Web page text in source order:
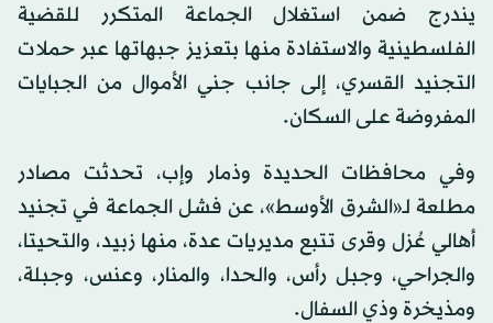
يندرج ضمن استغلال الجماعة المتكرر للقضية
الفلسطينية والاستفادة منها بتعزيز جبهاتها عبر حملات
التجنيد القسري، إلى جانب جني الأموال من الجبايات
المفروضة على السكان.
وفي محافظات الحديدة وذمار وإب، تحدثت مصادر
مطلعة لـ«الشرق الأوسط»، عن فشل الجماعة في تجنيد
أهالي عُزل وقرى تتبع مديريات عدة، منها زبيد، والتحيتا،
والجراحي، وجبل رأس، والحدا، والمنار، وعنس، وجبلة،
ومذيخرة وذي السفال.